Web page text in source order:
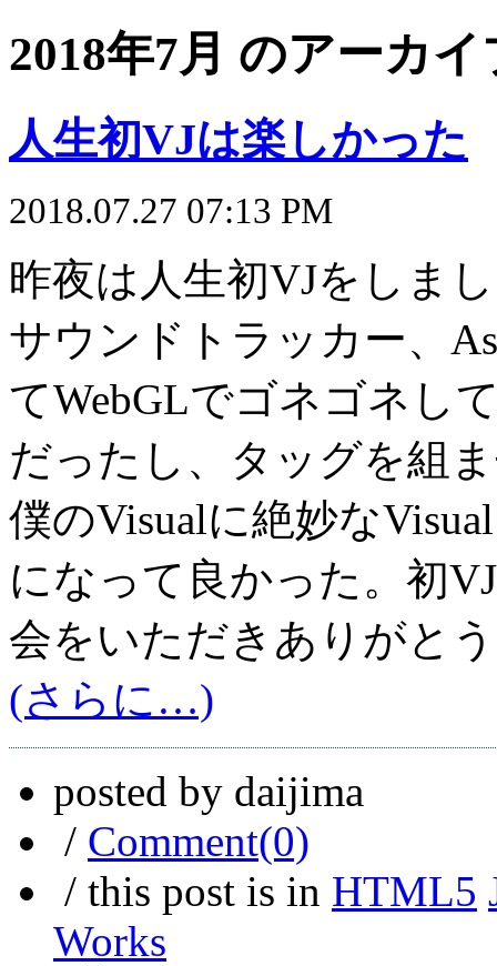
2018年7月 のアーカイ
人生初VJは楽しかった
2018.07.27 07:13 PM
昨夜は人生初VJをしま
サウンドトラッカー、
てWebGLでゴネゴネし
だったし、タッグを組
僕のVisualに絶妙な
になって良かった。初
会をいただきありがと
(さらに…)
posted by daijima
/ Comment(0)
/ this post is in HTML5
Works